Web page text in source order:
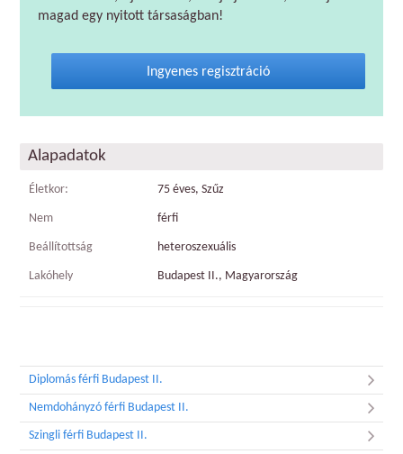
magad egy nyitott társaságban!
Ingyenes regisztráció
Alapadatok
Életkor: 75 éves, Szűz
Nem férfi
Beállítottság heteroszexuális
Lakóhely Budapest II., Magyarország
Diplomás férfi Budapest II.
Nemdohányzó férfi Budapest II.
Szingli férfi Budapest II.